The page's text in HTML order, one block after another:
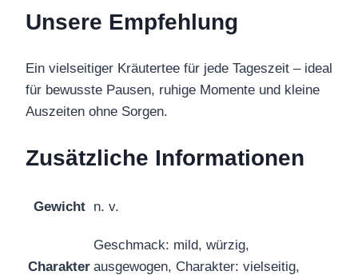
Unsere Empfehlung
Ein vielseitiger Kräutertee für jede Tageszeit – ideal
für bewusste Pausen, ruhige Momente und kleine
Auszeiten ohne Sorgen.
Zusätzliche Informationen
Gewicht n. v.
Charakter
Geschmack: mild, würzig,
ausgewogen, Charakter: vielseitig,